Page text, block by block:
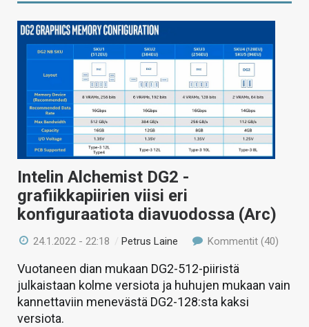
Intelin Alchemist DG2 -
grafiikkapiirien viisi eri
konfiguraatiota diavuodossa (Arc)
24.1.2022 - 22:18 /Petrus Laine Kommentit (40)
Vuotaneen dian mukaan DG2-512-piiristä
julkaistaan kolme versiota ja huhujen mukaan vain
kannettaviin menevästä DG2-128:sta kaksi
versiota.